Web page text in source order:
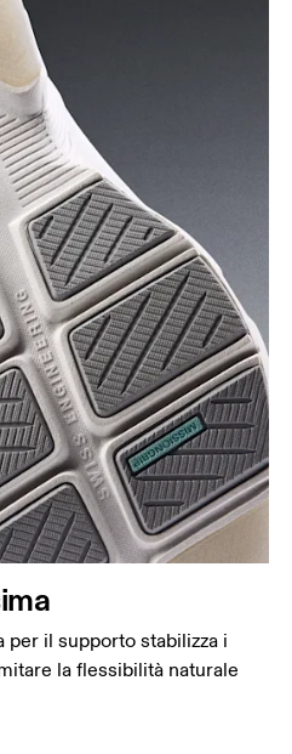
per il supporto stabilizza i
la flessibilità naturale